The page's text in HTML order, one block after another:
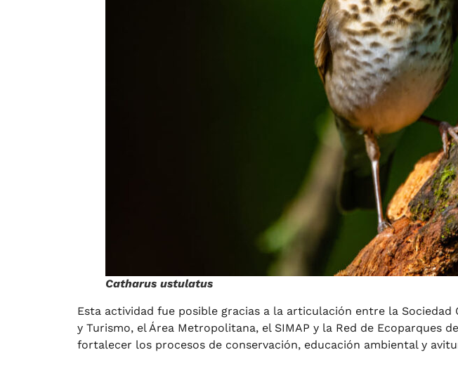
Catharus ustulatus
Esta actividad fue posible gracias a la articulación entre la
y Turismo, el Área Metropolitana, el SIMAP y la Red de Ecoparques
fortalecer los procesos de conservación, educación ambiental y